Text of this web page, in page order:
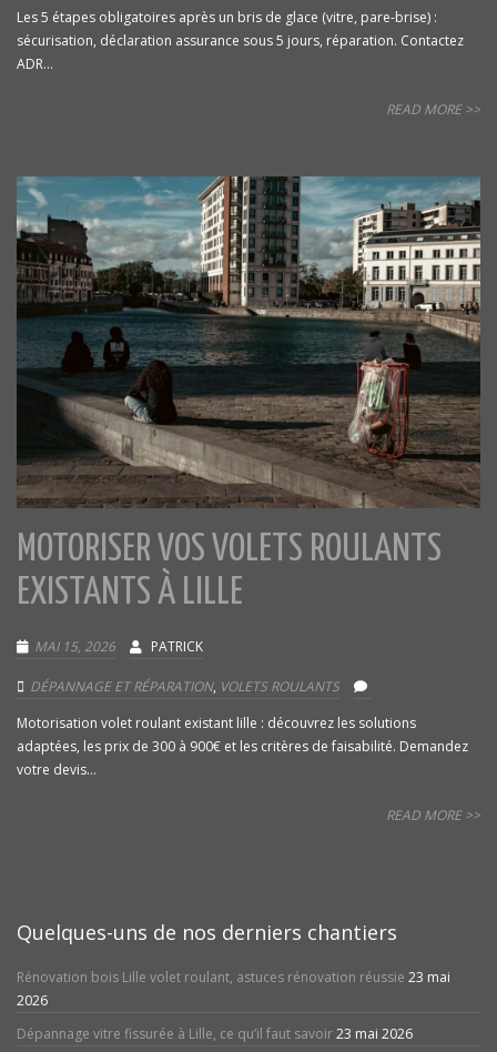
Les 5 étapes obligatoires après un bris de glace (vitre, pare-brise) :
sécurisation, déclaration assurance sous 5 jours, réparation. Contactez
ADR...
READ MORE >>
MOTORISER VOS VOLETS ROULANTS
EXISTANTS À LILLE
MAI 15, 2026 PATRICK
DÉPANNAGE ET RÉPARATION, VOLETS ROULANTS
Motorisation volet roulant existant lille : découvrez les solutions
adaptées, les prix de 300 à 900€ et les critères de faisabilité. Demandez
votre devis...
READ MORE >>
Quelques-uns de nos derniers chantiers
Rénovation bois Lille volet roulant, astuces rénovation réussie 23 mai
2026
Dépannage vitre fissurée à Lille, ce qu’il faut savoir23 mai 2026